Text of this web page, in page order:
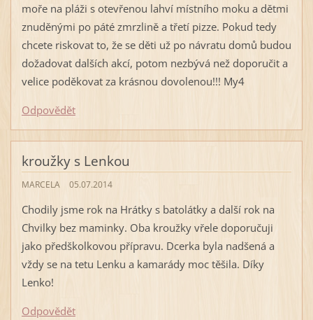
moře na pláži s otevřenou lahví místního moku a dětmi
znuděnými po páté zmrzlině a třetí pizze. Pokud tedy
chcete riskovat to, že se děti už po návratu domů budou
dožadovat dalších akcí, potom nezbývá než doporučit a
velice poděkovat za krásnou dovolenou!!! My4
Odpovědět
kroužky s Lenkou
MARCELA 05.07.2014
Chodily jsme rok na Hrátky s batolátky a další rok na
Chvilky bez maminky. Oba kroužky vřele doporučuji
jako předškolkovou přípravu. Dcerka byla nadšená a
vždy se na tetu Lenku a kamarády moc těšila. Díky
Lenko!
Odpovědět